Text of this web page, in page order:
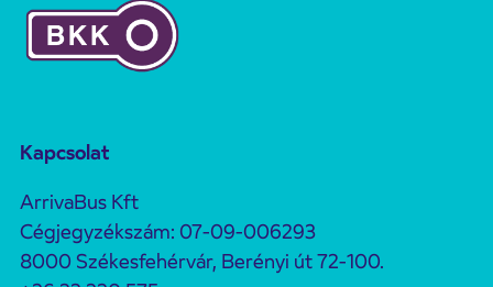
Kapcsolat
ArrivaBus Kft
Cégjegyzékszám: 07-09-006293
8000 Székesfehérvár, Berényi út 72-100.